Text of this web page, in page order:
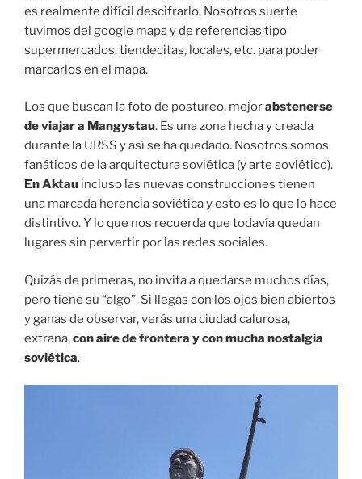
es realmente difícil descifrarlo. Nosotros suerte
tuvimos del google maps y de referencias tipo
supermercados, tiendecitas, locales, etc. para poder
marcarlos en el mapa.
Los que buscan la foto de postureo, mejorabstenerse
de viajar a Mangystau. Es una zona hecha y creada
durante la URSS y así se ha quedado. Nosotros somos
fanáticos de la arquitectura soviética (y arte soviético).
En Aktau incluso las nuevas construcciones tienen
una marcada herencia soviética y esto es lo que lo hace
distintivo. Y lo que nos recuerda que todavía quedan
lugares sin pervertir por las redes sociales.
Quizás de primeras, no invita a quedarse muchos días,
pero tiene su “algo”. Si llegas con los ojos bien abiertos
y ganas de observar, verás una ciudad calurosa,
extraña,con aire de frontera y con mucha nostalgia
soviética.